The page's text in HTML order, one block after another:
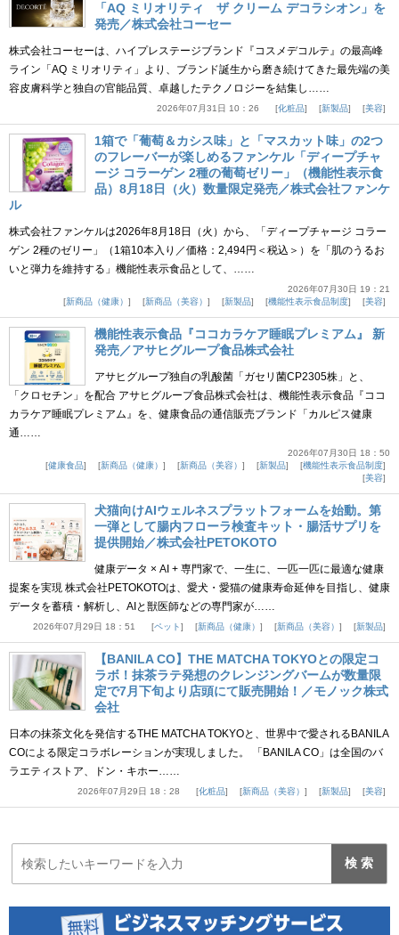
「AQ ミリオリティ ザ クリーム デコラシオン」を
発売／株式会社コーセー
株式会社コーセーは、ハイプレステージブランド『コスメデコルテ』の最高峰
ライン「AQ ミリオリティ」より、ブランド誕生から磨き続けてきた最先端の美
容皮膚科学と独自の官能品質、卓越したテクノロジーを結集し……
2026年07月31日 10：26 化粧品 新製品 美容
1箱で「葡萄＆カシス味」と「マスカット味」の2つ
のフレーバーが楽しめるファンケル「ディープチャ
ージ コラーゲン 2種の葡萄ゼリー」（機能性表示食
品）8月18日（火）数量限定発売／株式会社ファンケ
ル
株式会社ファンケルは2026年8月18日（火）から、「ディープチャージ コラー
ゲン 2種のゼリー」（1箱10本入り／価格：2,494円＜税込＞）を「肌のうるお
いと弾力を維持する」機能性表示食品として、……
2026年07月30日 19：21
新商品（健康）
新商品（美容） 新製品 機能性表示食品制度 美容
機能性表示食品『ココカラケア睡眠プレミアム』 新
発売／アサヒグループ食品株式会社
アサヒグループ独自の乳酸菌「ガセリ菌CP2305株」と、
「クロセチン」を配合 アサヒグループ食品株式会社は、機能性表示食品『ココ
カラケア睡眠プレミアム』を、健康食品の通信販売ブランド「カルピス健康
通……
2026年07月30日 18：50
健康食品
新商品（健康） 新商品（美容） 新製品
機能性表示食品制度
美容
犬猫向けAIウェルネスプラットフォームを始動。第
一弾として腸内フローラ検査キット・腸活サプリを
提供開始／株式会社PETOKOTO
健康データ × AI + 専門家で、一生に、一匹一匹に最適な健康
提案を実現 株式会社PETOKOTOは、愛犬・愛猫の健康寿命延伸を目指し、健康
データを蓄積・解析し、AIと獣医師などの専門家が……
2026年07月29日 18：51 ペット 新商品（健康） 新商品（美容） 新製品
【BANILA CO】THE MATCHA TOKYOとの限定コ
ラボ！抹茶ラテ発想のクレンジングバームが数量限
定で7月下旬より店頭にて販売開始！／モノック株式
会社
日本の抹茶文化を発信するTHE MATCHA TOKYOと、世界中で愛されるBANILA
COによる限定コラボレーションが実現しました。 「BANILA CO」は全国のバ
ラエティストア、ドン・キホー……
2026年07月29日 18：28 化粧品 新商品（美容） 新製品 美容